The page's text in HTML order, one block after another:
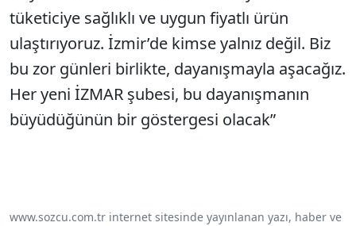
tüketiciye sağlıklı ve uygun fiyatlı ürün
ulaştırıyoruz. İzmir’de kimse yalnız değil. Biz
bu zor günleri birlikte, dayanışmayla aşacağız.
Her yeni İZMAR şubesi, bu dayanışmanın
büyüdüğünün bir göstergesi olacak”
www.sozcu.com.tr internet sitesinde yayınlanan yazı, haber ve